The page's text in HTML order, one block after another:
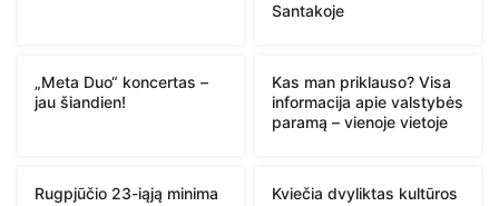
Santakoje
„Meta Duo“ koncertas –
jau šiandien!
Kas man priklauso? Visa
informacija apie valstybės
paramą – vienoje vietoje
Rugpjūčio 23-iąją minima
Kviečia dvyliktas kultūros